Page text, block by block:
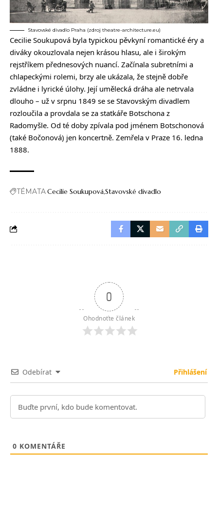
Stavovské divadlo Praha (zdroj theatre-architecture.eu)
Cecilie Soukupová byla typickou pěvkyní romantické éry a
diváky okouzlovala nejen krásou hlasu, ale i širokým
rejstříkem přednesových nuancí. Začínala subretními a
chlapeckými rolemi, brzy ale ukázala, že stejně dobře
zvládne i lyrické úlohy. Její umělecká dráha ale netrvala
dlouho – už v srpnu 1849 se se Stavovským divadlem
rozloučila a provdala se za statkáře Botschona z
Radomyšle. Od té doby zpívala pod jménem Botschonová
(také Bočonová) jen koncertně. Zemřela v Praze 16. ledna
1888.
TÉMATACecilie SoukupováStavovské divadlo
0
Ohodnoťte článek
Odebírat Přihlášení
0 KOMENTÁŘE